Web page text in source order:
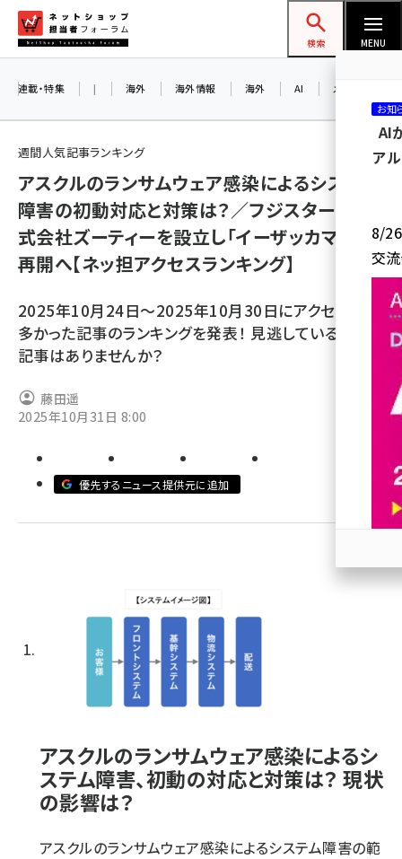
ン
ネットショップ担当者フォーラム
検索 MENU
amazon (2244)
yahoo (1899)
楽天 (1871)
ecbeing (1207)
アスクル (1117)
base (1071)
ビィ・フォアード (773)
連載・特集 | 海外 海外情報 海外 AI メタバース
週間人気記事ランキング
アスクルのランサムウェア感染によるシステム
障害の初動対応と対策は？／フジスターが株
式会社ズーティーを設立し「イーザッカマニア」
再開へ【ネッ担アクセスランキング】
2025年10月24日～2025年10月30日にアクセス数の
多かった記事のランキングを発表！ 見逃している人気
記事はありませんか？
藤田遥
2025年10月31日 8:00
優先するニュース提供元に追加
アスクルのランサムウェア感染によるシ
ステム障害、初動の対応と対策は？ 現状
の影響は？
アスクルのランサムウェア感染によるシステム障害の範
お知
AI
ア
8/26
交
参